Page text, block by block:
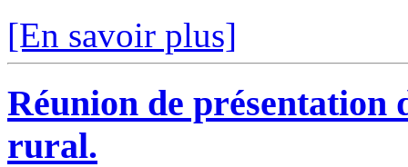
[En savoir plus]
Réunion de présentation
rural.